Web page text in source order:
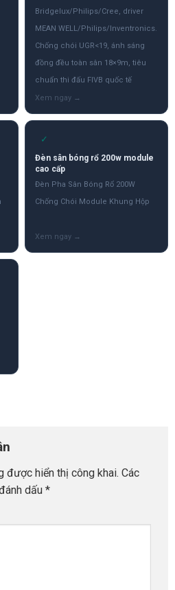
Bridgelux/Philips/Cree, driver
MEAN WELL/Philips/Inventronics.
Chống chói UGR<19, ánh sáng
đồng đều toàn sân 18×9m, tiêu
chuẩn thi đấu FIVB quốc tế
✓
Đèn sân bóng rổ 200w module
cao cấp
Đèn Pha Sân Bóng Rổ 200W
Chống Chói Module Khung Hộp
được hiển thị công khai. Các
dấu *